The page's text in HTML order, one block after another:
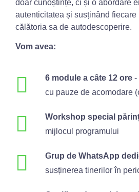
doar cunoștințe, ci și o abordare
autenticitatea și susținând fiecare
călătoria sa de autodescoperire.
Vom avea:
6 module a câte 12 ore-
cu pauze de acomodare
Workshop special
mijlocul programului
Grup de WhatsApp
susținerea tinerilor în